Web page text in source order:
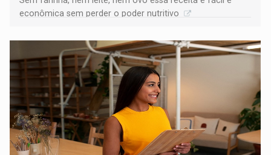
econômica sem perder o poder nutritivo